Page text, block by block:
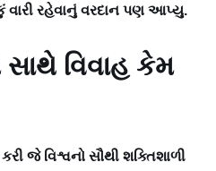
રહેવાનું વરદાન પણ આપ્યુ.
સાથે વિવાહ કેમ
જે વિશ્વનો સૌથી શક્તિશાળી